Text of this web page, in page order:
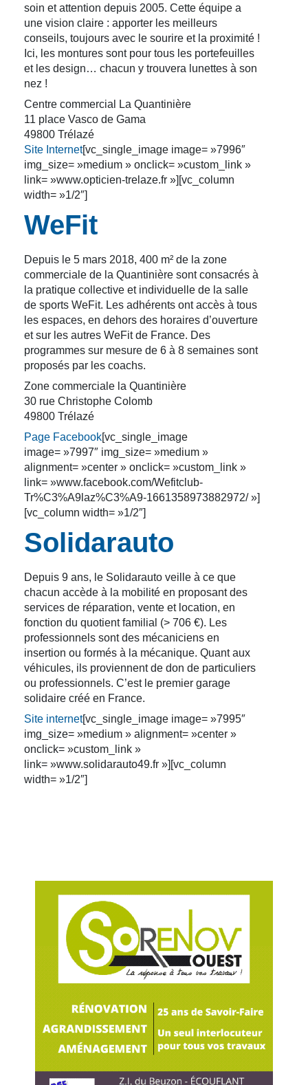
soin et attention depuis 2005. Cette équipe a
une vision claire : apporter les meilleurs
conseils, toujours avec le sourire et la proximité !
Ici, les montures sont pour tous les portefeuilles
et les design… chacun y trouvera lunettes à son
nez !
Centre commercial La Quantinière
11 place Vasco de Gama
49800 Trélazé
Site Internet[vc_single_image image= »7996″
img_size= »medium » onclick= »custom_link »
link= »www.opticien-trelaze.fr »][vc_column
width= »1/2″]
WeFit
Depuis le 5 mars 2018, 400 m² de la zone
commerciale de la Quantinière sont consacrés à
la pratique collective et individuelle de la salle
de sports WeFit. Les adhérents ont accès à tous
les espaces, en dehors des horaires d’ouverture
et sur les autres WeFit de France. Des
programmes sur mesure de 6 à 8 semaines sont
proposés par les coachs.
Zone commerciale la Quantinière
30 rue Christophe Colomb
49800 Trélazé
Page Facebook[vc_single_image
image= »7997″ img_size= »medium »
alignment= »center » onclick= »custom_link »
link= »www.facebook.com/Wefitclub-
Tr%C3%A9laz%C3%A9-1661358973882972/ »]
[vc_column width= »1/2″]
Solidarauto
Depuis 9 ans, le Solidarauto veille à ce que
chacun accède à la mobilité en proposant des
services de réparation, vente et location, en
fonction du quotient familial (> 706 €). Les
professionnels sont des mécaniciens en
insertion ou formés à la mécanique. Quant aux
véhicules, ils proviennent de don de particuliers
ou professionnels. C’est le premier garage
solidaire créé en France.
Site internet[vc_single_image image= »7995″
img_size= »medium » alignment= »center »
onclick= »custom_link »
link= »www.solidarauto49.fr »][vc_column
width= »1/2″]